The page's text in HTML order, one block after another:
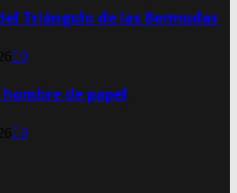
Triángulo de las Bermudas
0
de papel
0